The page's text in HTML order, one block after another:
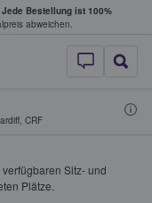
Jede Bestellung ist 100%
abweichen.
StubHub - Wo
, CRF
Sitz- und
Plätze.